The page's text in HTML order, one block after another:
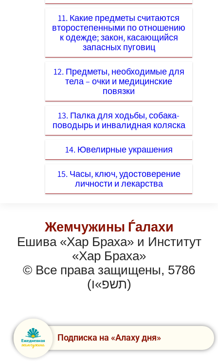
11. Какие предметы считаются
второстепенными по отношению
к одежде; закон, касающийся
запасных пуговиц
12. Предметы, необходимые для
тела – очки и медицинские
повязки
13. Палка для ходьбы, собака-
поводырь и инвалидная коляска
14. Ювелирные украшения
15. Часы, ключ, удостоверение
личности и лекарства
Жемчужины Ѓалахи
Ешива «Хар Браха» и Институт
«Хар Браха»
© Все права защищены, 5786
(תשפ»ו)
Подписка на «Алаху дня»